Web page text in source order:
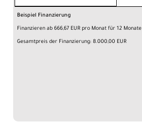
Beispiel Finanzierung
Finanzieren ab 666,67 EUR pro Monat für 12 Monate
Gesamtpreis der Finanzierung: 8.000,00 EUR